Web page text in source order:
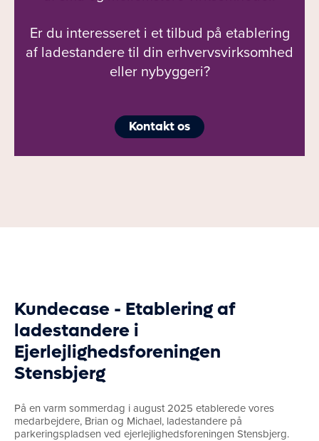
Er du interesseret i et tilbud på etablering
af ladestandere til din erhvervsvirksomhed
eller nybyggeri?
Kontakt os
Kundecase - Etablering af
ladestandere i
Ejerlejlighedsforeningen
Stensbjerg
På en varm sommerdag i august 2025 etablerede vores
medarbejdere, Brian og Michael, ladestandere på
parkeringspladsen ved ejerlejlighedsforeningen Stensbjerg.